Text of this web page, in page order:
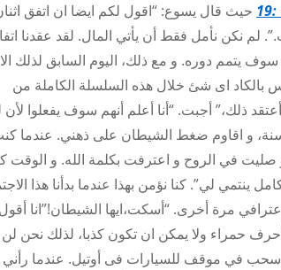
حيث قال يسوع: “اقول لكم ايضا ان اتفق
نكن نأمل فقط أن يأتي المال. لقد عقدنا
يتمم دوره. و مع ذلك، اليوم السابق لذلك
بالكاد اى شئ خلال هذه السلسلة الكاملة من
سوف يعطوا 900 دولار الليلة؟” “أنا لا أعتقد ذلك،” أجبت. “أنا أعلم أنهم سوف يفعلوا
و اقاوم ضغط الشيطان على ذهني. عندما
في الروح و اعترفت بكلمة الله. و الوقت
ينتمي لي”. كنا نؤمن بهذا عندما بدأنا هذا
مرة أخرى. “أسكت،ايها الشيطان!”انا
حمراء ولا يمكن ان تكون كذبا، لذلك نحن
سحب في موقف للسيارات فى أوتيل. عندما رأني